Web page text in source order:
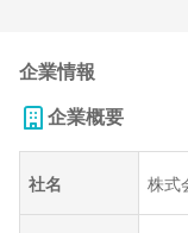
企業情報
企業概要
社名 株式